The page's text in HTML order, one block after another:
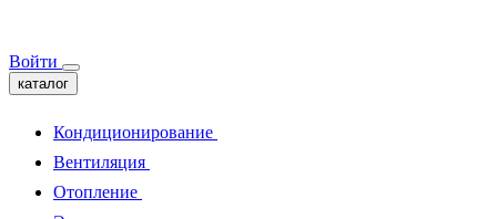
Войти
каталог
Кондиционирование
Вентиляция
Отопление